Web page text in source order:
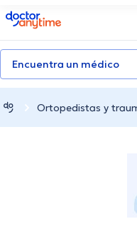
doctoranytime
Encuentra un médico
Ortopedistas y